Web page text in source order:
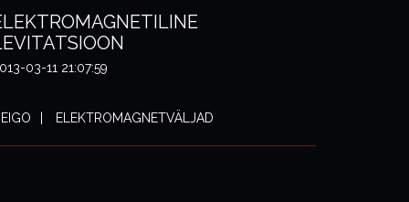
03-11 21:07:59
ELEKTROMAGNETVÄLJAD